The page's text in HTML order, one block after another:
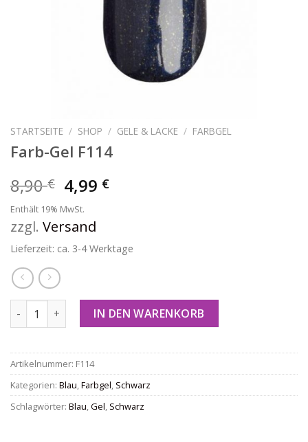
STARTSEITE / SHOP / GELE & LACKE / FARBGEL
Farb-Gel F114
8,90€ 4,99 €
Enthält 19% MwSt.
zzgl. Versand
Lieferzeit: ca. 3-4 Werktage
Farb-Gel F114 MengeIN DEN WARENKORB
Artikelnummer: F114
Kategorien: Blau,Farbgel, Schwarz
Schlagwörter: Blau,Gel, Schwarz